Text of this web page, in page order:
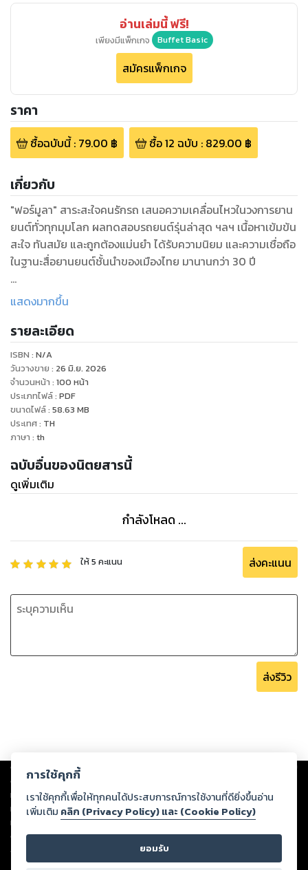
อ่านเล่มนี้ ฟรี!
เพียงมีแพ็กเกจ Buffet Basic
สมัครแพ็กเกจ
ราคา
ซื้อฉบับนี้: 79.00 ฿ ซื้อ12 ฉบับ : 829.00 ฿
เกี่ยวกับ
"ฟอร์มูลา" สาระสะใจคนรักรถ เสนอความเคลื่อนไหวในวงการยาน
ยนต์ทั่วทุกมุมโลก ผลทดสอบรถยนต์รุ่นล่าสุด ฯลฯ เนื้อหาเข้มข้น
สะใจ ทันสมัย และถูกต้องแม่นยำ ได้รับความนิยม และความเชื่อถือ
ในฐานะสื่อยานยนต์ชั้นนำของเมืองไทย มานานกว่า 30 ปี
"FORMULA" – Gratifying Substance for Car Lovers –
the world, road tests of the latest car models, etc. with
substance-packed, satisfying, bang up to date and
accurate contents. The magazine has gained popularity
and won trust as the leading printed auto media of
Thailand for more than 3 decades.
แสดงมากขึ้น
รายละเอียด
ISBN : N/A
วันวางขาย : 26 มิ.ย. 2026
จำนวนหน้า : 100 หน้า
ประเภทไฟล์: PDF
ขนาดไฟล์: 58.63 MB
ประเทศ: TH
ภาษา : th
ฉบับอื่นของนิตยสารนี้
ดูเพิ่มเติม
กำลังโหลด ...
ให้5 คะแนน ส่งคะแนน
ส่งรีวิว
Copyright © 2026
ต่อผลงานหรือเนื้อหาใดที่อัปโหลดผ่านเว็บไซต์และปรากฏว่าละเมิดสิทธิใน
ทรัพย์สินทางปัญญาของบุคคลอื่นหรือขัดต่อกฎหมายและศีลธรรม ดังนั้น ผู้อ่าน
ทุกท่านโปรดใช้วิจารณญาณในการกลั่นกรองด้วยตนเอง และหากท่านพบว่าส่วน
หนึ่งส่วนใดขัดต่อกฎหมายและศีลธรรม กรุณาแจ้งมายังบริษัท เพื่อทีมงานจะได้
ดำเนินการในทันที ทั้งนี้ ทางสตอรี่ล็อกขอสงวนลิขสิทธิ์ตามพระราชบัญญัติ
ลิขสิทธิ์ พ.ศ. 2537 (ฉบับล่าสุด)
การใช้คุกกี้
เราใช้คุกกี้เพื่อให้ทุกคนได้ประสบการณ์การใช้งานที่ดียิ่งขึ้นอ่าน
เพิ่มเติม คลิก (Privacy Policy) และ (Cookie Policy)
ยอมรับ